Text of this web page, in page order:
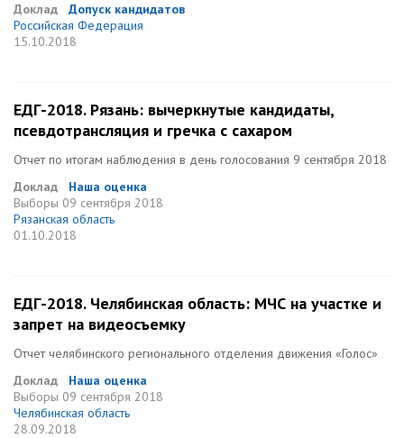
Доклад
Допуск кандидатов
Российская Федерация
15.10.2018
ЕДГ-2018. Рязань: вычеркнутые кандидаты,
псевдотрансляция и гречка с сахаром
Отчет по итогам наблюдения в день голосования 9 сентября 2018
Доклад
Наша оценка
Выборы 09 сентября 2018
Рязанская область
01.10.2018
ЕДГ-2018. Челябинская область: МЧС на участке и
запрет на видеосъемку
Отчет челябинского регионального отделения движения «Голос»
Доклад
Наша оценка
Выборы 09 сентября 2018
Челябинская область
28.09.2018